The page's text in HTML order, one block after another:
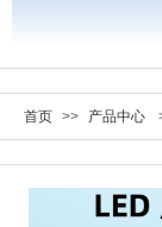
首页 >> 产品中心